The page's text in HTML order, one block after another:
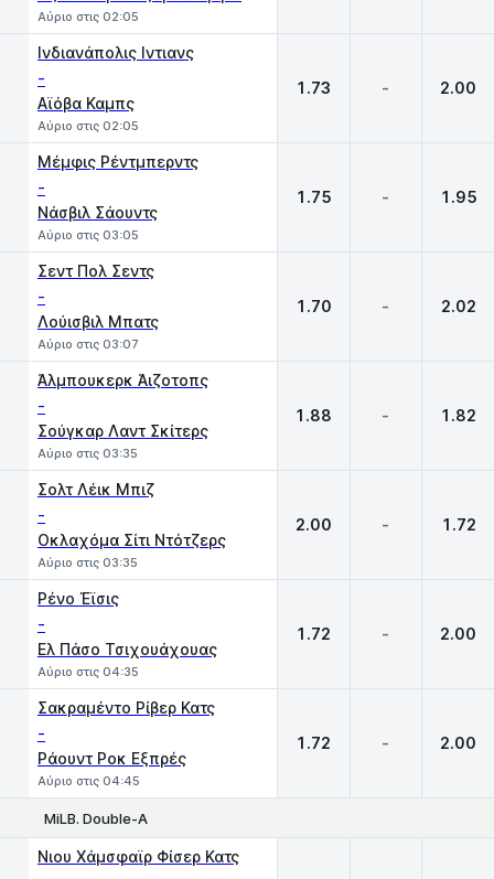
Αύριο στις 02:05
Ινδιανάπολις Ιντιανς
-
Αϊόβα Καμπς
Αύριο στις 02:05
1.73 - 2.00
Μέμφις Ρέντμπερντς
-
Νάσβιλ Σάουντς
Αύριο στις 03:05
1.75 - 1.95
Σεντ Πολ Σεντς
-
Λούισβιλ Μπατς
Αύριο στις 03:07
1.70 - 2.02
Άλμπουκερκ Άιζοτοπς
-
Σούγκαρ Λαντ Σκίτερς
Αύριο στις 03:35
1.88 - 1.82
Σολτ Λέικ Μπιζ
-
Οκλαχόμα Σίτι Ντότζερς
Αύριο στις 03:35
2.00 - 1.72
Ρένο Έϊσις
-
Ελ Πάσο Τσιχουάχουας
Αύριο στις 04:35
1.72 - 2.00
Σακραμέντο Ρίβερ Κατς
-
Ράουντ Ροκ Εξπρές
Αύριο στις 04:45
1.72 - 2.00
MiLB. Double-A
Νιου Χάμσφαϊρ Φίσερ Κατς